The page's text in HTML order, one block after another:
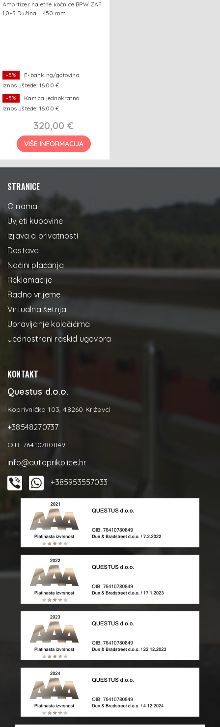
Amortizer naletne kočnice BPW ZAF
1,0-3 Dužina = 450 mm
-5%
E-banking/gotovina
Iznos uštede: 16.00 €
-5%
Kartica jednokratno
Iznos uštede: 16.00 €
320,00 €
VIŠE INFORMACIJA
STRANICE
O nama
Uvjeti kupovine
Izjava o privatnosti
Dostava
Načini plaćanja
Reklamacije
Radno vrijeme
Virtualna šetnja
Upravljanje kolačićima
Jednostrani raskid ugovora
KONTAKT
Questus d.o.o.
Koprivnička 103, 48260 Križevci
+38548270737
OIB: 76410780849
info@autoprikolice.hr
+385953557033